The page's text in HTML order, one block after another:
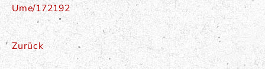
Ume/172192
Zurück